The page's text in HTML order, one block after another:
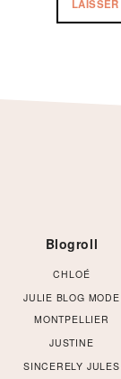
Blogroll
CHLOÉ
JULIE BLOG MODE
MONTPELLIER
JUSTINE
SINCERELY JULES